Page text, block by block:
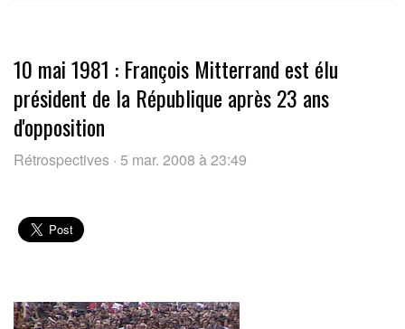
10 mai 1981 : François Mitterrand est élu
président de la République après 23 ans
d'opposition
Rétrospectives · 5 mar. 2008 à 23:49